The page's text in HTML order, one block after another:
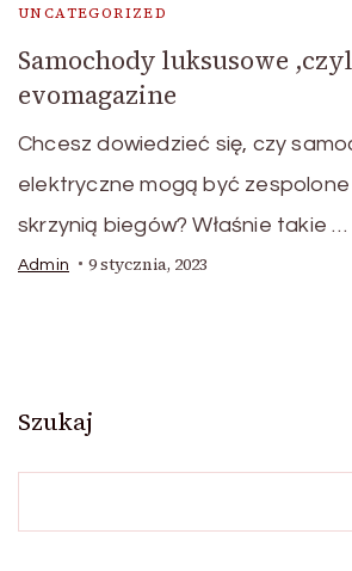
UNCATEGORIZED
Samochody luksusowe
evomagazine
Chcesz dowiedzieć się, czy
elektryczne mogą być zespolone
skrzynią biegów? Właśnie takie …
Admin 9 stycznia, 2023
Szukaj